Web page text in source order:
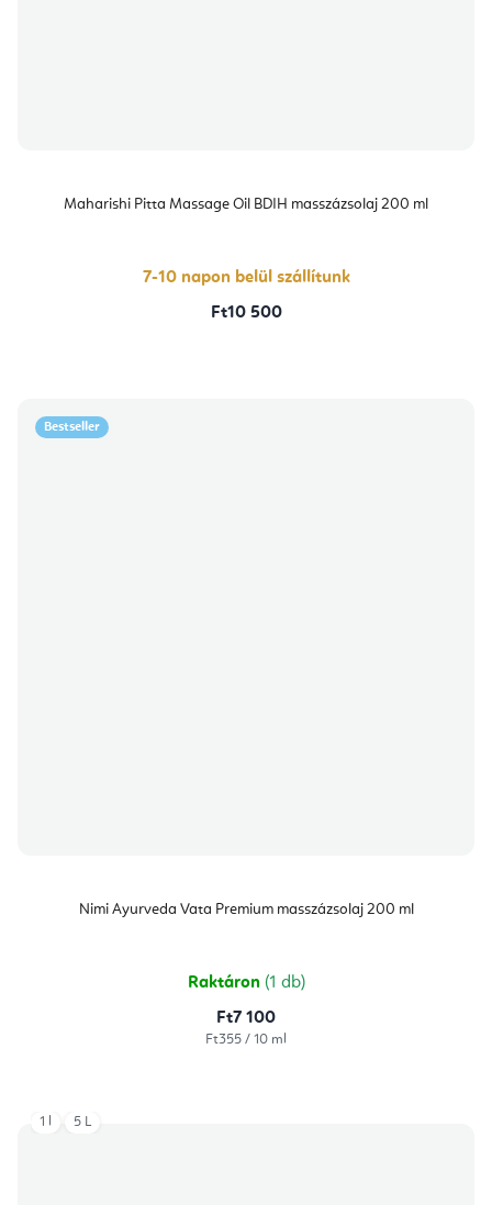
Maharishi Pitta Massage Oil BDIH masszázsolaj 200 ml
7-10 napon belül szállítunk
Ft10 500
Bestseller
Nimi Ayurveda Vata Premium masszázsolaj 200 ml
Raktáron (1 db)
Ft7 100
Egységár:
Ft355 / 10 ml
1 l 5 L